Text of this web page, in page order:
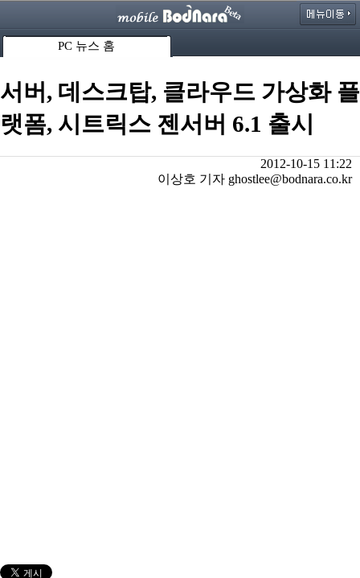
PC 뉴스 홈
서버, 데스크탑, 클라우드 가상화 플
랫폼, 시트릭스 젠서버 6.1 출시
2012-10-15 11:22
이상호 기자 ghostlee@bodnara.co.kr